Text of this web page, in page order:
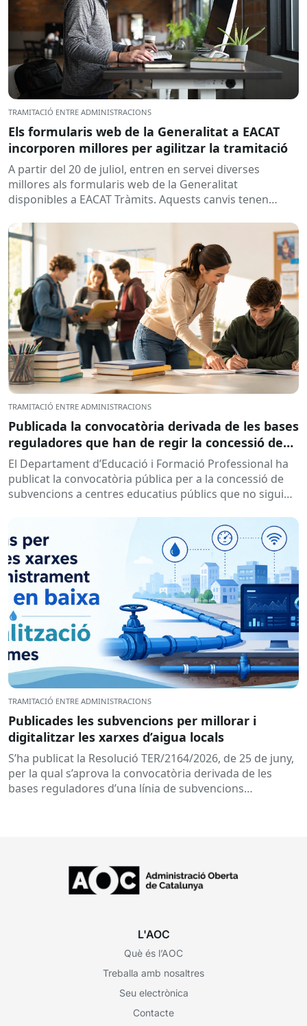
TRAMITACIÓ ENTRE ADMINISTRACIONS
Els formularis web de la Generalitat a EACAT
incorporen millores per agilitzar la tramitació
A partir del 20 de juliol, entren en servei diverses
millores als formularis web de la Generalitat
disponibles a EACAT Tràmits. Aquests canvis tenen
TRAMITACIÓ ENTRE ADMINISTRACIONS
Publicada la convocatòria derivada de les bases
reguladores que han de regir la concessió de
subvencions a centres educatius, per al
desenvolupament de programes de formació i
inserció, durant el curs 2026-2027
El Departament d’Educació i Formació Professional ha
publicat la convocatòria pública per a la concessió de
subvencions a centres educatius públics que no siguin
TRAMITACIÓ ENTRE ADMINISTRACIONS
Publicades les subvencions per millorar i
digitalitzar les xarxes d’aigua locals
S’ha publicat la Resolució TER/2164/2026, de 25 de juny,
per la qual s’aprova la convocatòria derivada de les
bases reguladores d’una línia de subvencions
L'AOC
Què és l’AOC
Treballa amb nosaltres
Seu electrònica
Contacte